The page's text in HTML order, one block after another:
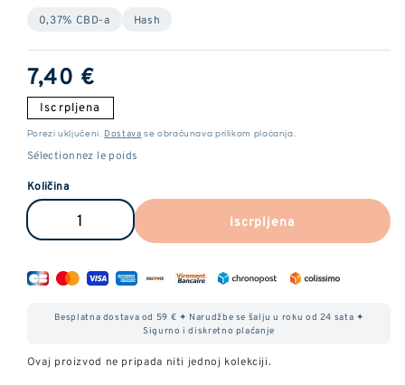
0,37% CBD-a
Hash
Redovna
cijena
7,40 €
Iscrpljena
Porezi uključeni. Dostava se obračunava prilikom plaćanja.
Količina
Smanjite
CBD
peludi
Povećajte
CBD
polena
Iscrpljena
Besplatna dostava od 59 € ✦ Narudžbe se šalju u roku od 24 sata ✦
Sigurno i diskretno plaćanje
Ovaj proizvod ne pripada niti jednoj kolekciji.